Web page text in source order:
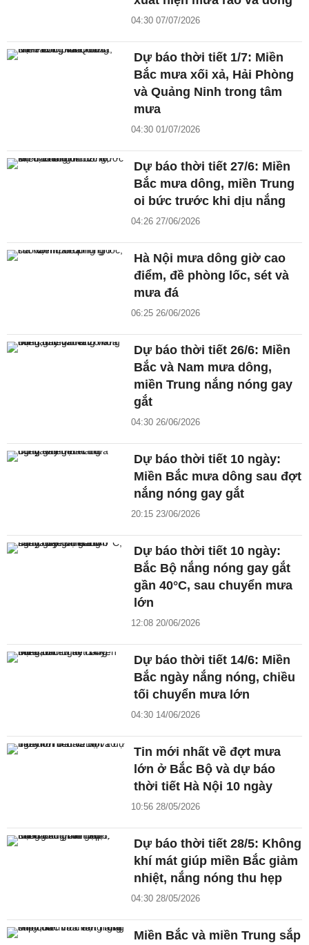
04:30 07/07/2026
Dự báo thời tiết 1/7: Miền
Bắc mưa xối xả, Hải Phòng
và Quảng Ninh trong tâm
mưa
04:30 01/07/2026
Dự báo thời tiết 27/6: Miền
Bắc mưa dông, miền Trung
oi bức trước khi dịu nắng
04:26 27/06/2026
Hà Nội mưa dông giờ cao
điểm, đề phòng lốc, sét và
mưa đá
06:25 26/06/2026
Dự báo thời tiết 26/6: Miền
Bắc và Nam mưa dông,
miền Trung nắng nóng gay
gắt
04:30 26/06/2026
Dự báo thời tiết 10 ngày:
Miền Bắc mưa dông sau đợt
nắng nóng gay gắt
20:15 23/06/2026
Dự báo thời tiết 10 ngày:
Bắc Bộ nắng nóng gay gắt
gần 40°C, sau chuyển mưa
lớn
12:08 20/06/2026
Dự báo thời tiết 14/6: Miền
Bắc ngày nắng nóng, chiều
tối chuyển mưa lớn
04:30 14/06/2026
Tin mới nhất về đợt mưa
lớn ở Bắc Bộ và dự báo
thời tiết Hà Nội 10 ngày
10:56 28/05/2026
Dự báo thời tiết 28/5: Không
khí mát giúp miền Bắc giảm
nhiệt, nắng nóng thu hẹp
04:30 28/05/2026
Miền Bắc và miền Trung sắp